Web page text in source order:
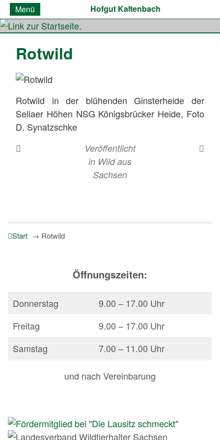
Menü Hofgut Kaltenbach
Rotwild
Rotwild in der blühenden Ginsterheide der
Sellaer Höhen NSG Königsbrücker Heide, Foto
D. Synatzschke
Veröffentlicht
in Wild aus
Sachsen
Start → Rotwild
Öffnungszeiten:
Donnerstag
9.00 – 17.00 Uhr
Freitag
9.00 – 17.00 Uhr
Samstag
7.00 – 11.00 Uhr
und nach Vereinbarung